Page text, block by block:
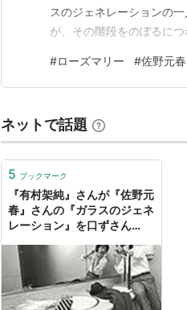
スのジェネレーションの
が、その階段をのぼるに
を捻じ曲げていくことに
#ローズマリー #佐野元春
ネットで話題
5 ブックマーク
『有村架純』さんが『佐野元
春』さんの『ガラスのジェネ
レーション』を口ずさん